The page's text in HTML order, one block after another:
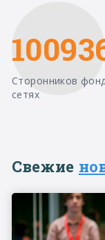
Сторонников
сетях
Свежие